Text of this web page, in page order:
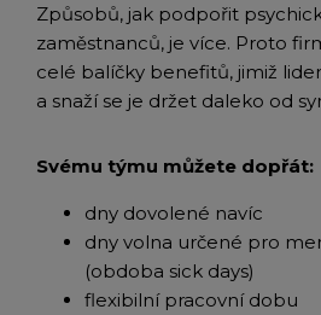
Způsobů, jak podpořit
zaměstnanců, je více. Proto
celé balíčky benefitů, jimiž
a snaží se je držet daleko od
Svému týmu můžete dopřát:
dny dovolené navíc
dny volna určené pro
(obdoba sick days)
flexibilní pracovní dobu